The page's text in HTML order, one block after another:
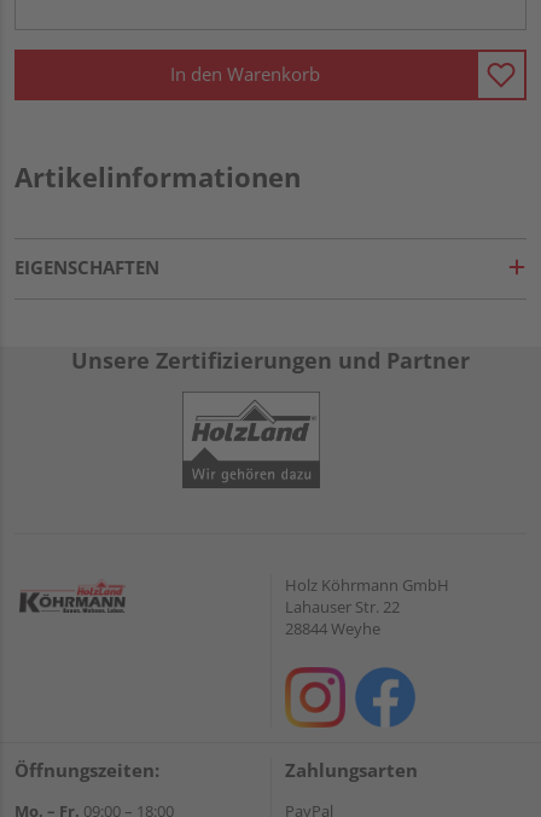
In den Warenkorb
Artikelinformationen
EIGENSCHAFTEN
Unsere Zertifizierungen und Partner
Holz Köhrmann GmbH
Lahauser Str. 22
28844 Weyhe
Öffnungszeiten:
Mo. – Fr. 09:00 – 18:00
Zahlungsarten
PayPal